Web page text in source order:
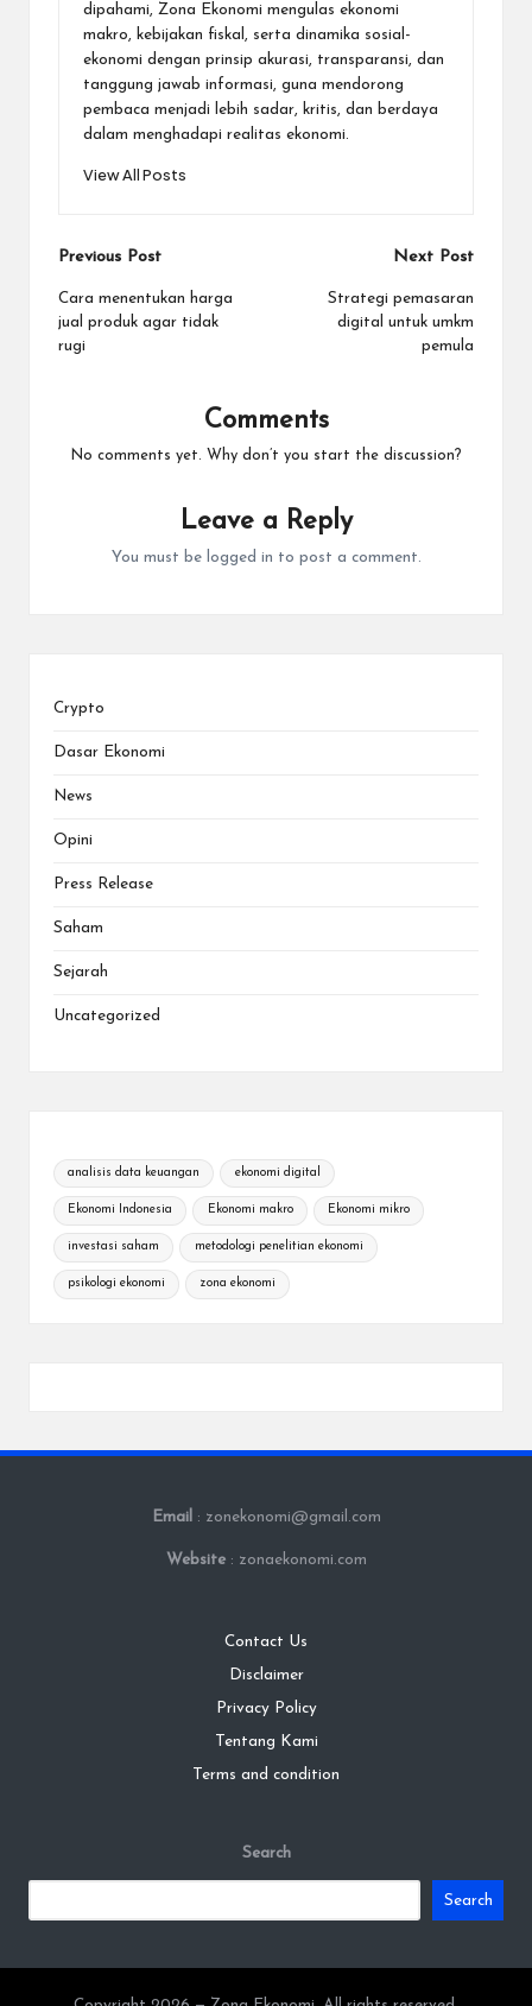
dipahami, Zona Ekonomi mengulas ekonomi
makro, kebijakan fiskal, serta dinamika sosial-
ekonomi dengan prinsip akurasi, transparansi, dan
tanggung jawab informasi, guna mendorong
pembaca menjadi lebih sadar, kritis, dan berdaya
dalam menghadapi realitas ekonomi.
View All Posts
Post
navigation
Previous Post
Cara menentukan harga
jual produk agar tidak
rugi
Next Post
Strategi pemasaran
digital untuk umkm
pemula
Comments
No comments yet. Why don’t you start the discussion?
Leave a Reply
You must be logged in to post a comment.
Crypto
Dasar Ekonomi
News
Opini
Press Release
Saham
Sejarah
Uncategorized
analisis data keuangan ekonomi digital
Ekonomi Indonesia Ekonomi makro Ekonomi mikro
investasi saham metodologi penelitian ekonomi
psikologi ekonomi zona ekonomi
Email : zonekonomi@gmail.com
Website : zonaekonomi.com
Contact Us
Disclaimer
Privacy Policy
Tentang Kami
Terms and condition
Search
Search